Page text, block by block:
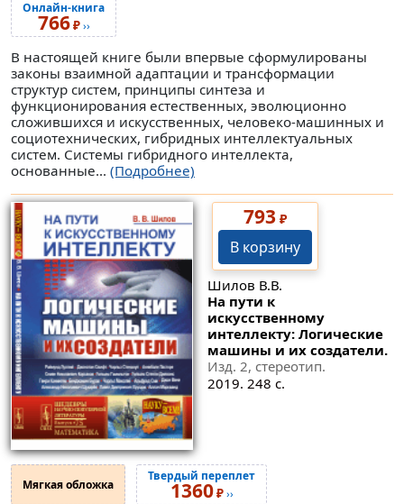
Онлайн-книга
766₽››
В настоящей книге были впервые сформулированы
законы взаимной адаптации и трансформации
структур систем, принципы синтеза и
функционирования естественных, эволюционно
сложившихся и искусственных, человеко-машинных и
социотехнических, гибридных интеллектуальных
систем. Системы гибридного интеллекта,
основанные... (Подробнее)
793₽
В корзину
Шилов В.В.
На пути к
искусственному
интеллекту: Логические
машины и их создатели.
Изд. 2, стереотип.
2019. 248 с.
Мягкая обложка
Твердый переплет
1360₽››